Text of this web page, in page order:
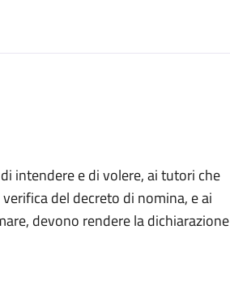
intendere e di volere, ai tutori che
del decreto di nomina, e ai
devono rendere la dichiarazione